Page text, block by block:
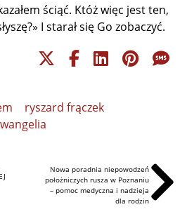
ściąć. Któż więc jest ten,
I starał się Go zobaczyć.
ryszard frączek
Nowa poradnia niepowodzeń
położniczych rusza w Poznaniu
– pomoc medyczna i nadzieja
dla rodzin